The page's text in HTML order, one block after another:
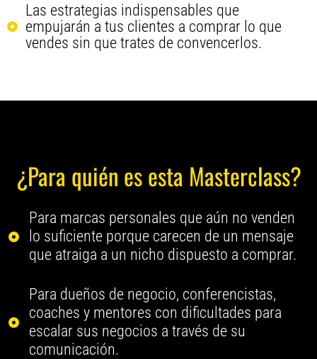
Las estrategias indispensables que
empujarán a tus clientes a comprar lo que
vendes sin que trates de convencerlos.
¿Para quién es esta Masterclass?
Para marcas personales que aún no venden
lo suficiente porque carecen de un mensaje
que atraiga a un nicho dispuesto a comprar.
Para dueños de negocio, conferencistas,
coaches y mentores con dificultades para
escalar sus negocios a través de su
comunicación.